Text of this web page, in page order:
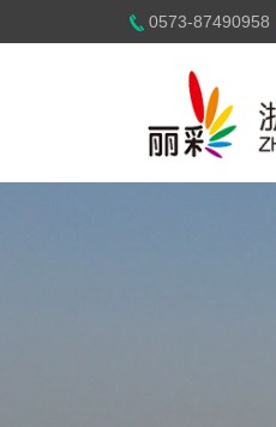
0573-87490958